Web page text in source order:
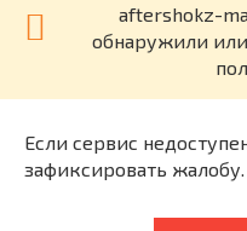
aftershokz-
обнаружили
Если сервис
зафиксировать жалобу.